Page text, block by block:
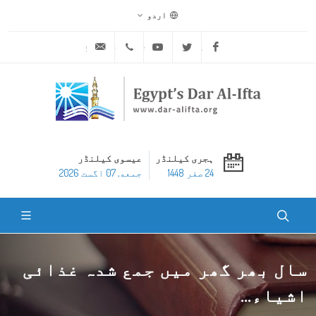
اردو
Facebook
Twitter
Youtube
ہجری کیلنڈر
24 صفر 1448
عیسوی کیلنڈر
جمعه, 07 اگست 2026
سال بھر گھر میں جمع شدہ غذائی
اشیاء...